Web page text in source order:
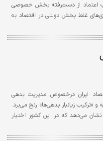
اعتماد از دست‌رفته بخش خصوصی
غلط بخش دولتی در اقتصاد به
ایران درخصوص مدیریت بدهی
و «ترکیب زیانبار بدهی‌ها» رنج می‌برد.
می‌دهد که در این کشور اختیار